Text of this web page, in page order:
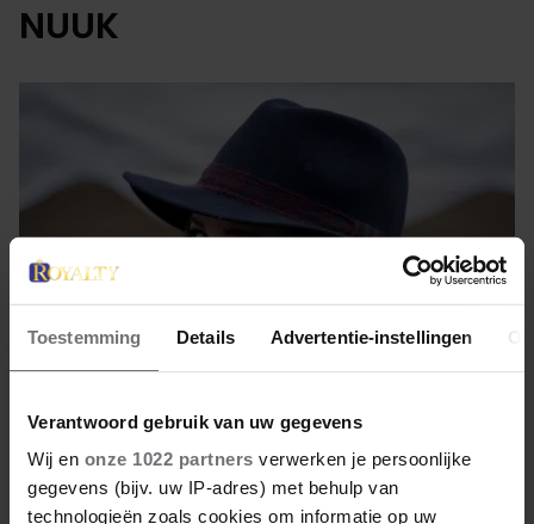
Toestemming Details Advertentie-instellingen
Verantwoord gebruik van uw gegevens
Wij en onze 1022 partners verwerken je persoonlijke
gegevens (bijv. uw IP-adres) met behulp van
technologieën zoals cookies om informatie op uw
NUUK
25 augustus 2022
MARY AAN DE SCHOONMAAK